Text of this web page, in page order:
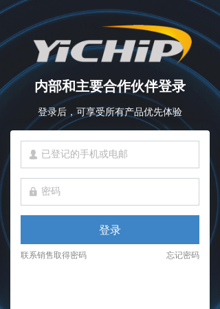
넙
넱
登录
联系销售取得密码 忘记密码
登录后，可享受所有产品优先体验
内部和主要合作伙伴登录